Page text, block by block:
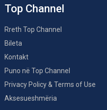
Top Channel
Rreth Top Channel
Bileta
Kontakt
Puno në Top Channel
Privacy Policy & Terms of Use
Aksesueshmëria